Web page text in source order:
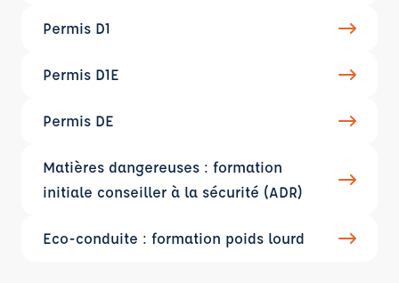
Permis D1
Permis D1E
Permis DE
Matières dangereuses : formation
initiale conseiller à la sécurité (ADR)
Eco-conduite : formation poids lourd